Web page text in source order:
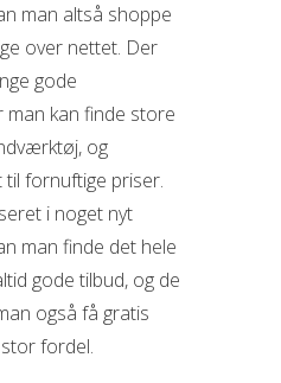
man altså shoppe
over nettet. Der
gode
man kan finde store
og
til fornuftige priser.
i noget nyt
man finde det hele
gode tilbud, og de
også få gratis
fordel.